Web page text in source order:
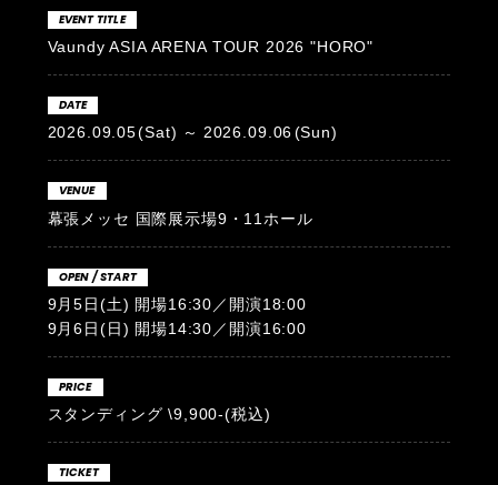
EVENT TITLE
Vaundy ASIA ARENA TOUR 2026 "HORO"
DATE
2026.09.05(Sat) 2026.09.06(Sun)
VENUE
幕張メッセ 国際展示場9・11ホール
OPEN / START
9月5日(土) 開場16:30／開演18:00
9月6日(日) 開場14:30／開演16:00
PRICE
スタンディング \9,900-(税込)
TICKET